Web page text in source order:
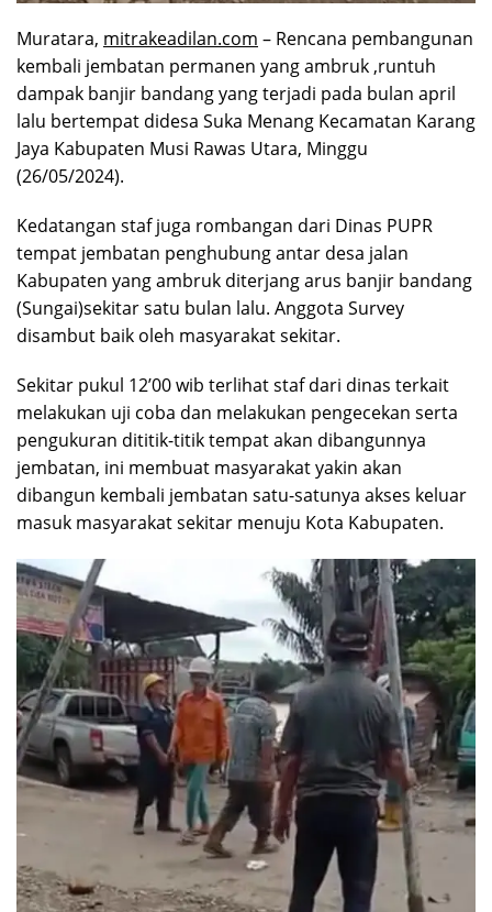
Muratara, mitrakeadilan.com – Rencana pembangunan
kembali jembatan permanen yang ambruk ,runtuh
dampak banjir bandang yang terjadi pada bulan april
lalu bertempat didesa Suka Menang Kecamatan Karang
Jaya Kabupaten Musi Rawas Utara, Minggu
(26/05/2024).
Kedatangan staf juga rombangan dari Dinas PUPR
tempat jembatan penghubung antar desa jalan
Kabupaten yang ambruk diterjang arus banjir bandang
(Sungai)sekitar satu bulan lalu. Anggota Survey
disambut baik oleh masyarakat sekitar.
Sekitar pukul 12’00 wib terlihat staf dari dinas terkait
melakukan uji coba dan melakukan pengecekan serta
pengukuran dititik-titik tempat akan dibangunnya
jembatan, ini membuat masyarakat yakin akan
dibangun kembali jembatan satu-satunya akses keluar
masuk masyarakat sekitar menuju Kota Kabupaten.